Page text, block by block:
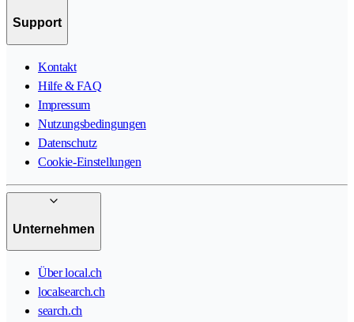
Support
Kontakt
Hilfe & FAQ
Impressum
Nutzungsbedingungen
Datenschutz
Cookie-Einstellungen
Unternehmen
Über local.ch
localsearch.ch
search.ch